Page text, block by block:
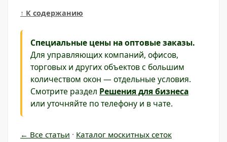
↑ К содержанию
Специальные цены на оптовые заказы.
Для управляющих компаний, офисов,
торговых и других объектов с большим
количеством окон — отдельные условия.
Смотрите раздел Решения для бизнеса
или уточняйте по телефону и в чате.
← Все статьи · Каталог москитных сеток